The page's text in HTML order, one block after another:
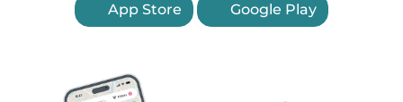
App Store Google Play